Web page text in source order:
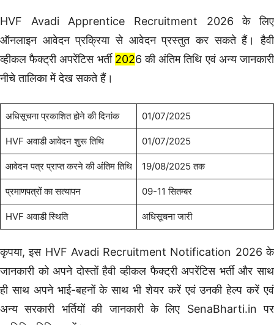
HVF Avadi Apprentice Recruitment 2026 के लिए
ऑनलाइन आवेदन प्रक्रिया से आवेदन प्रस्तुत कर सकते हैं।
हैवी
व्हीकल फैक्ट्री अपरेंटिस भर्ती 2026 की अंतिम तिथि एवं अन्य जानकारी
नीचे तालिका में देख सकते हैं।
अधिसूचना प्रकाशित होने की दिनांक 01/07/2025
HVF अवाडी आवेदन शुरू तिथि 01/07/2025
आवेदन पत्र प्राप्त करने की अंतिम तिथि 19/08/2025 तक
प्रमाणपत्रों का सत्यापन 09-11 सितम्बर
HVF अवाडी स्थिति अधिसूचना जारी
कृपया, इस HVF Avadi Recruitment Notification 2026 के
जानकारी को अपने दोस्तों हैवी व्हीकल फैक्ट्री अपरेंटिस भर्ती और साथ
ही साथ अपने भाई-बहनों के साथ भी शेयर करें एवं उनकी हेल्प करें एवं
अन्य सरकारी भर्तियों की जानकारी के लिए SenaBharti.in पर